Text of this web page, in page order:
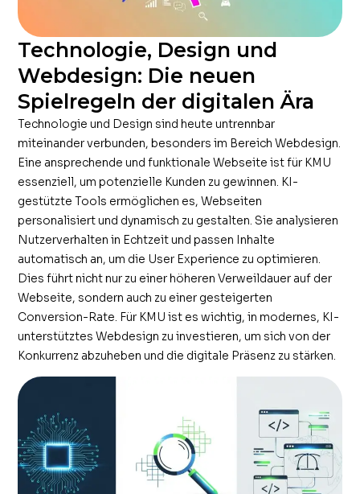
Technologie, Design und
Webdesign: Die neuen
Spielregeln der digitalen Ära
Technologie und Design sind heute untrennbar
miteinander verbunden, besonders im Bereich Webdesign.
Eine ansprechende und funktionale Webseite ist für KMU
essenziell, um potenzielle Kunden zu gewinnen. KI-
gestützte Tools ermöglichen es, Webseiten
personalisiert und dynamisch zu gestalten. Sie analysieren
Nutzerverhalten in Echtzeit und passen Inhalte
automatisch an, um die User Experience zu optimieren.
Dies führt nicht nur zu einer höheren Verweildauer auf der
Webseite, sondern auch zu einer gesteigerten
Conversion-Rate. Für KMU ist es wichtig, in modernes, KI-
unterstütztes Webdesign zu investieren, um sich von der
Konkurrenz abzuheben und die digitale Präsenz zu stärken.